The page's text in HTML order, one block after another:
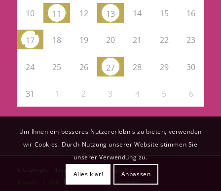
10 11 12 13 14 15 16
17 18 19 20 21 22 23
24 25 26 27 28 29 30
31 1 2 3 4 5 6
© Copyright - Hebammenteam Ludwigshafen
Um Ihnen ein besseres Nutzererlebnis zu bieten, verwenden
wir Cookies. Durch Nutzung unserer Website stimmen Sie
unserer Verwendung zu.
Alles klar! Anpassen